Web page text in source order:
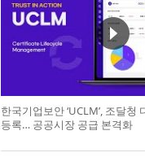
한국기업보안 ‘UCLM’, 조달청
등록… 공공시장 공급 본격화